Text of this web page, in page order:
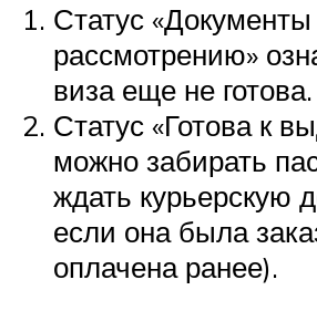
Статус
рассмотрению»
виза еще не готова.
Статус «Готова к
можно забирать
ждать курьерскую
если она была
оплачена ранее).